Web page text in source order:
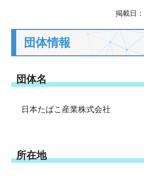
掲載日
団体情報
団体名
日本たばこ産業株式会社
所在地